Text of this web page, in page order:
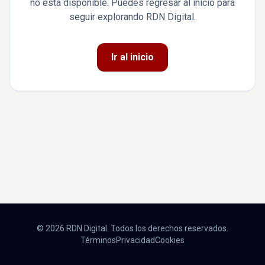
no está disponible. Puedes regresar al inicio para
seguir explorando RDN Digital.
Ir al inicio
© 2026 RDN Digital. Todos los derechos reservados.
TérminosPrivacidadCookies